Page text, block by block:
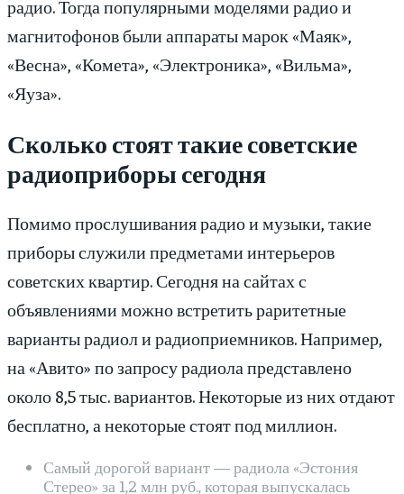
радио. Тогда популярными моделями радио и
магнитофонов были аппараты марок «Маяк»,
«Весна», «Комета», «Электроника», «Вильма»,
«Яуза».
Сколько стоят такие советские
радиоприборы сегодня
Помимо прослушивания радио и музыки, такие
приборы служили предметами интерьеров
советских квартир. Сегодня на сайтах с
объявлениями можно встретить раритетные
варианты радиол и радиоприемников. Например,
на «Авито» по запросу радиола представлено
около 8,5 тыс. вариантов. Некоторые из них отдают
бесплатно, а некоторые стоят под миллион.
Самый дорогой вариант — радиола «Эстония
Стерео» за 1,2 млн руб., которая выпускалась